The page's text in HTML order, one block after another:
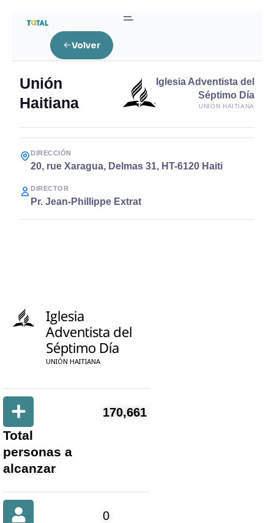
Volver
Unión
Haitiana
Iglesia Adventista del
Séptimo Día
UNIÓN HAITIANA
DIRECCIÓN
20, rue Xaragua, Delmas 31, HT-6120 Haiti
DIRECTOR
Pr. Jean-Phillippe Extrat
Iglesia
Adventista del
Séptimo Día
UNIÓN HAITIANA
Total
personas a
alcanzar
170,661
0